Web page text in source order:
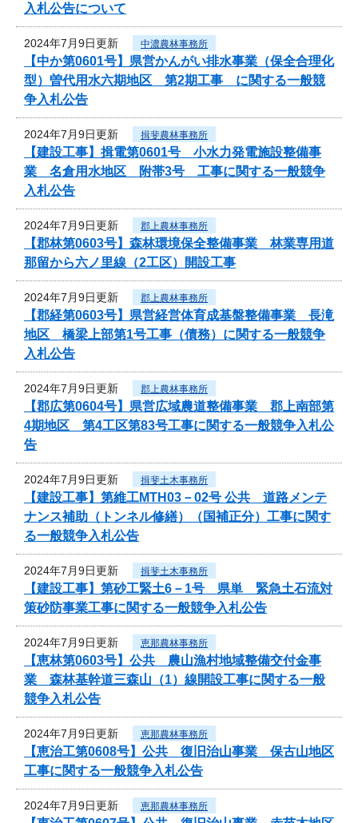
入札公告について
2024年7月9日更新 中濃農林事務所
【中か第0601号】県営かんがい排水事業（保全合理化
型）曽代用水六期地区 第2期工事 に関する一般競
争入札公告
2024年7月9日更新 揖斐農林事務所
【建設工事】揖電第0601号 小水力発電施設整備事
業 名倉用水地区 附帯3号 工事に関する一般競争
入札公告
2024年7月9日更新 郡上農林事務所
【郡林第0603号】森林環境保全整備事業 林業専用道
那留から六ノ里線（2工区）開設工事
2024年7月9日更新 郡上農林事務所
【郡経第0603号】県営経営体育成基盤整備事業 長滝
地区 橋梁上部第1号工事（債務）に関する一般競争
入札公告
2024年7月9日更新 郡上農林事務所
【郡広第0604号】県営広域農道整備事業 郡上南部第
4期地区 第4工区第83号工事に関する一般競争入札公
告
2024年7月9日更新 揖斐土木事務所
【建設工事】第維工MTH03－02号 公共 道路メンテ
ナンス補助（トンネル修繕）（国補正分）工事に関す
る一般競争入札公告
2024年7月9日更新 揖斐土木事務所
【建設工事】第砂工緊土6－1号 県単 緊急土石流対
策砂防事業工事に関する一般競争入札公告
2024年7月9日更新 恵那農林事務所
【恵林第0603号】公共 農山漁村地域整備交付金事
業 森林基幹道三森山（1）線開設工事に関する一般
競争入札公告
2024年7月9日更新 恵那農林事務所
【恵治工第0608号】公共 復旧治山事業 保古山地区
工事に関する一般競争入札公告
2024年7月9日更新 恵那農林事務所